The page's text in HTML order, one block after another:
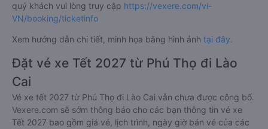
quý khách vui lòng truy cập https://vexere.com/vi-
VN/booking/ticketinfo
Xem hướng dẫn chi tiết, minh họa bằng hình ảnh tại đây.
Đặt vé xe Tết 2027 từ Phú Thọ đi Lào
Cai
Vé xe tết 2027 từ Phú Thọ đi Lào Cai vẫn chưa được công bố.
Vexere.com sẽ sớm thông báo cho các bạn thông tin vé xe
Tết 2027 bao gồm giá vé, lịch trình, ngày giờ bán vé của các